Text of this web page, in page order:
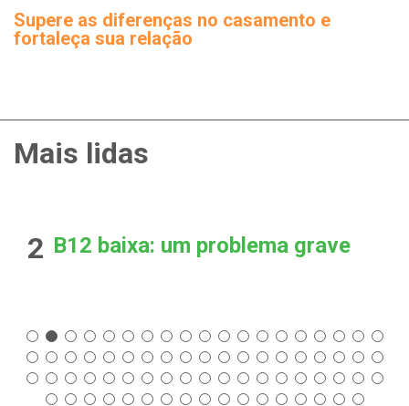
Supere as diferenças no casamento e
fortaleça sua relação
Mais lidas
2 B12 baixa: um problema grave